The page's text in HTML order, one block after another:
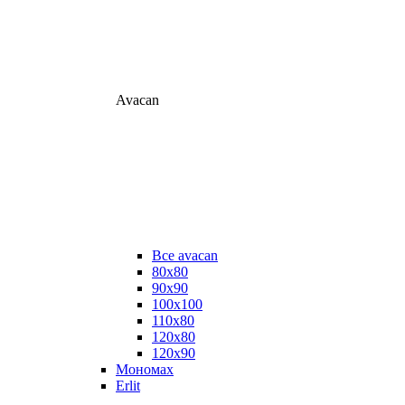
Avacan
Все avacan
80х80
90х90
100х100
110х80
120х80
120х90
Мономах
Erlit